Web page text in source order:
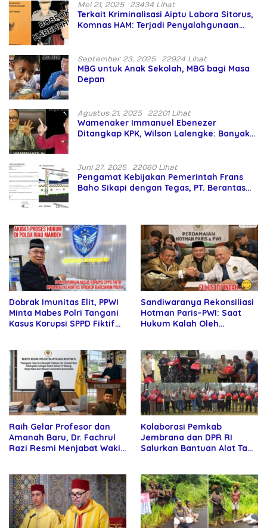
Mei 21, 2025 23434 Lihat
Terkait Kriminalisasi Aiptu Labora Sitorus,
Komnas HAM: Terjadi Penyalahgunaan
September 23, 2025 22924 Lihat
MBG untuk Anak Sekolah, MBG bagi Masa
Depan
Agustus 21, 2025 22201 Lihat
Wamenaker Immanuel Ebenezer
Ditangkap KPK, Wilson Lalengke: Banyak
Juni 27, 2025 22060 Lihat
Pengamat Kebijakan Pemerintah Frans
Baho Sikapi dengan Tegas, PT. Berantas
Dobrak Imunitas Elit, PPWI
Minta Mabes Polri Tangani
Kasus Korupsi SPPD Fiktif
Sandiwaranya Rekonsiliasi
Hotman Paris–PWI: Saat
Hukum Kalah Oleh
Raih Gelar Profesor dan
Amanah Baru, Dr. Fachrul
Razi Resmi Menjabat Wakil
Kolaborasi Pemkab
Jembrana dan DPR RI
Salurkan Bantuan Alat Tani